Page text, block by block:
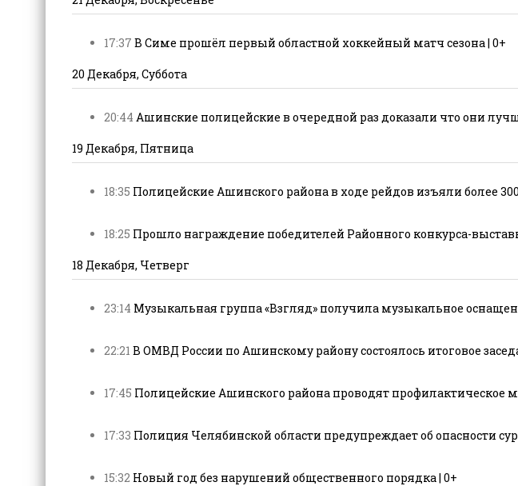
17:37 В Симе прошёл первый областной хоккейный матч сезона | 0+
20 Декабря, Суббота
20:44 Ашинские полицейские в очередной раз доказали что они
19 Декабря, Пятница
18:35 Полицейские Ашинского района в ходе рейдов изъяли более
18:25 Прошло награждение победителей Районного конкурса-
18 Декабря, Четверг
23:14 Музыкальная группа «Взгляд» получила музыкальное
22:21 В ОМВД России по Ашинскому району состоялось итоговое
17:45 Полицейские Ашинского района проводят профилактическое
17:33 Полиция Челябинской области предупреждает об опасности
15:32 Новый год без нарушений общественного порядка | 0+